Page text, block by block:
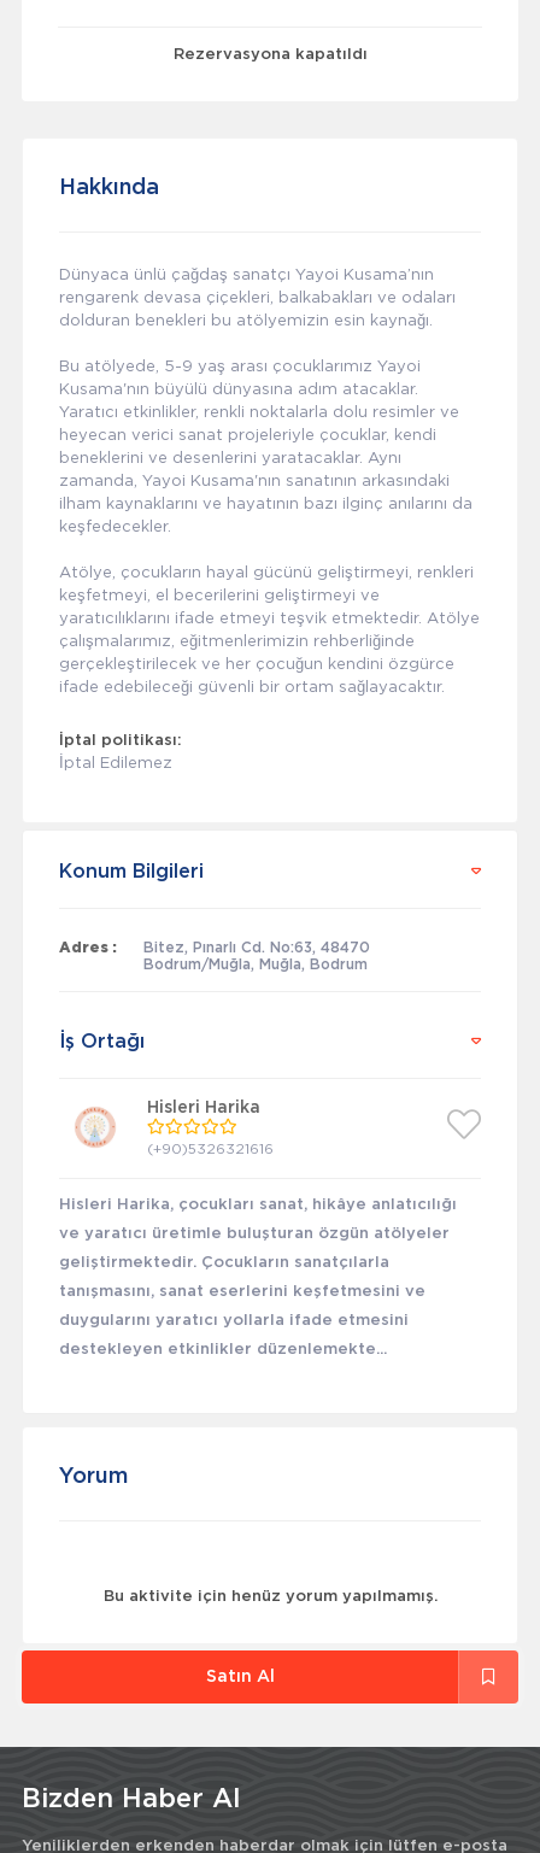
Rezervasyona kapatıldı
Hakkında
Dünyaca ünlü çağdaş sanatçı Yayoi Kusama’nın
rengarenk devasa çiçekleri, balkabakları ve odaları
dolduran benekleri bu atölyemizin esin kaynağı.
Bu atölyede, 5-9 yaş arası çocuklarımız Yayoi
Kusama'nın büyülü dünyasına adım atacaklar.
Yaratıcı etkinlikler, renkli noktalarla dolu resimler ve
heyecan verici sanat projeleriyle çocuklar, kendi
beneklerini ve desenlerini yaratacaklar. Aynı
zamanda, Yayoi Kusama'nın sanatının arkasındaki
ilham kaynaklarını ve hayatının bazı ilginç anılarını da
keşfedecekler.
Atölye, çocukların hayal gücünü geliştirmeyi, renkleri
keşfetmeyi, el becerilerini geliştirmeyi ve
yaratıcılıklarını ifade etmeyi teşvik etmektedir. Atölye
çalışmalarımız, eğitmenlerimizin rehberliğinde
gerçekleştirilecek ve her çocuğun kendini özgürce
ifade edebileceği güvenli bir ortam sağlayacaktır.
İptal politikası:
İptal Edilemez
Konum Bilgileri
Adres :
Bitez, Pınarlı Cd. No:63, 48470
Bodrum/Muğla, Muğla, Bodrum
İş Ortağı
Hisleri Harika
(+90)5326321616
Hisleri Harika, çocukları sanat, hikâye anlatıcılığı
ve yaratıcı üretimle buluşturan özgün atölyeler
geliştirmektedir. Çocukların sanatçılarla
tanışmasını, sanat eserlerini keşfetmesini ve
duygularını yaratıcı yollarla ifade etmesini
destekleyen etkinlikler düzenlemekte...
Yorum
Bu aktivite için henüz yorum yapılmamış.
Satın Al
Bizden Haber Al
Yeniliklerden erkenden haberdar olmak için lütfen e-posta